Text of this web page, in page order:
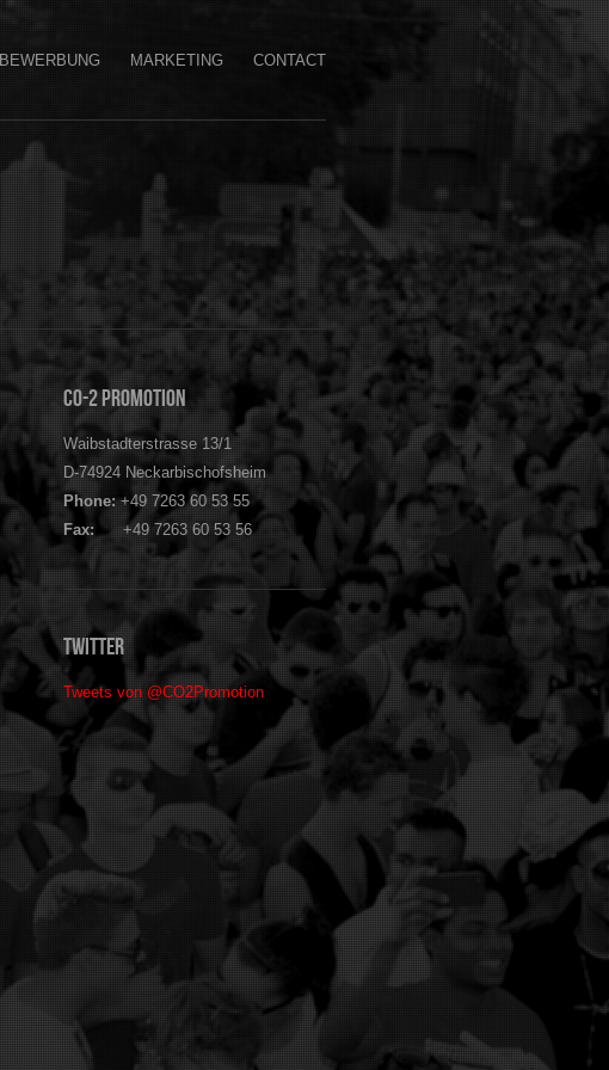
BEWERBUNG MARKETING CONTACT
CO-2 Promotion
Waibstadterstrasse 13/1
D-74924 Neckarbischofsheim
Phone:+49 7263 60 53 55
Fax: +49 7263 60 53 56
Twitter
Tweets von @CO2Promotion